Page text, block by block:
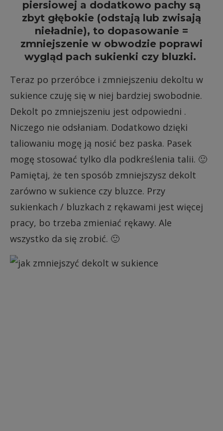
piersiowej a dodatkowo pachy są
zbyt głębokie (odstają lub zwisają
nieładnie), to dopasowanie =
zmniejszenie w obwodzie poprawi
wygląd pach sukienki czy bluzki.
Teraz po przeróbce i zmniejszeniu dekoltu w
sukience czuję się w niej bardziej swobodnie.
Dekolt po zmniejszeniu jest odpowiedni .
Niczego nie odsłaniam. Dodatkowo dzięki
taliowaniu mogę ją nosić bez paska. Pasek
mogę stosować tylko dla podkreślenia talii. 🙂
Pamiętaj, że ten sposób zmniejszysz dekolt
zarówno w sukience czy bluzce. Przy
sukienkach / bluzkach z rękawami jest więcej
pracy, bo trzeba zmieniać rękawy. Ale
wszystko da się zrobić. 🙂